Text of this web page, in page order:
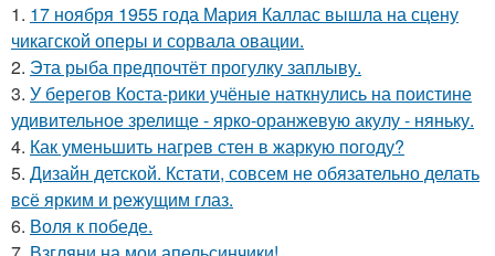
1. 17 ноября 1955 года Мария Каллас вышла на сцену
чикагской оперы и сорвала овации.
2. Эта рыба предпочтёт прогулку заплыву.
3. У берегов Коста-рики учёные наткнулись на поистине
удивительное зрелище - ярко-оранжевую акулу - няньку.
4. Как уменьшить нагрев стен в жаркую погоду?
5. Дизайн детской. Кстати, совсем не обязательно делать
всё ярким и режущим глаз.
6. Воля к победе.